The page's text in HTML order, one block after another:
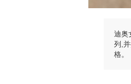
迪奥
列,
格。